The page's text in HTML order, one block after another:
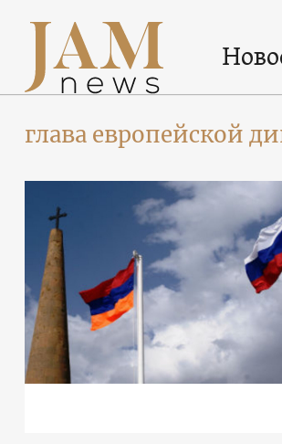
глава европейской